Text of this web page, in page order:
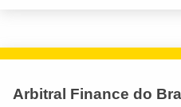
Arbitral Finance do